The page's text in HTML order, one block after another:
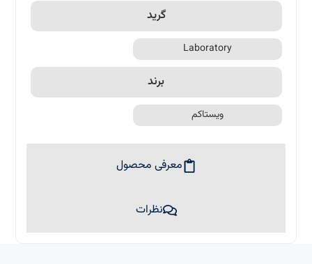
معرفی محصول
نظرات
گرید
Laboratory
برند
ویستاکم